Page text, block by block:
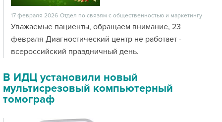
17 февраля 2026 Отдел по связям с общественностью и маркетингу
Уважаемые пациенты, обращаем внимание, 23
февраля Диагностический центр не работает -
всероссийский праздничный день.
В ИДЦ установили новый
мультисрезовый компьютерный
томограф